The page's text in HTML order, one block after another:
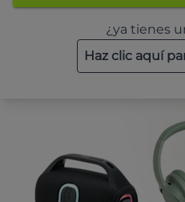
¿ya tienes
Haz clic aquí